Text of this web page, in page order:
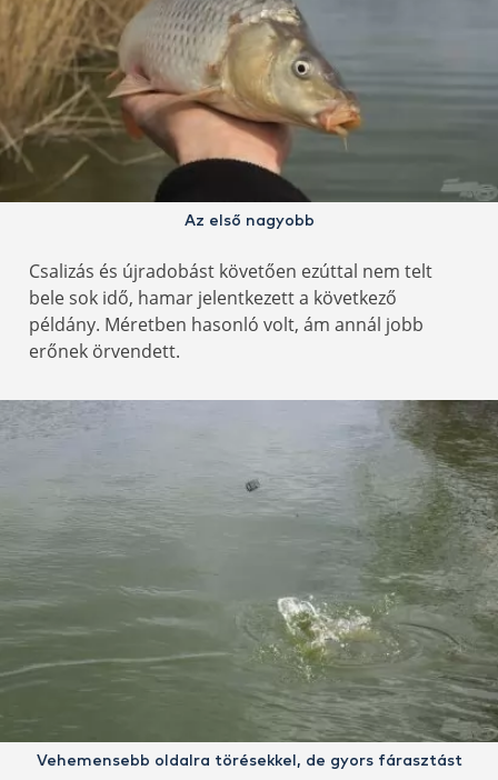
Az első nagyobb
Csalizás és újradobást követően ezúttal nem telt
bele sok idő, hamar jelentkezett a következő
példány. Méretben hasonló volt, ám annál jobb
erőnek örvendett.
Vehemensebb oldalra törésekkel, de gyors fárasztást